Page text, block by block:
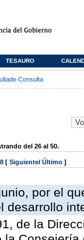
TESAURO
Consulta
del 26 al 50.
8 [ Siguiente/ Último ]
por el
desarrollo
de la